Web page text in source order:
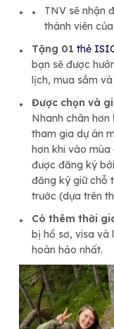
TNV sẽ nhận
thành viên của
Tặng 01 thẻ
bạn sẽ được
lịch, mua sắm
Được chọn và
Nhanh chân hơn
tham gia dự án
hơn khi vào mùa
được đăng ký
đăng ký giữ chỗ
trước (dựa trên
Có thêm thời
bị hồ sơ, visa và
hoàn hảo nhất.